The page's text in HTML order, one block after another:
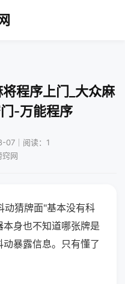
程序上门_大众麻
-万能程序
07｜阅读：1
窍网
动猜牌面"基本没有科
身也不知道哪张牌是
暴露信息。只有懂了